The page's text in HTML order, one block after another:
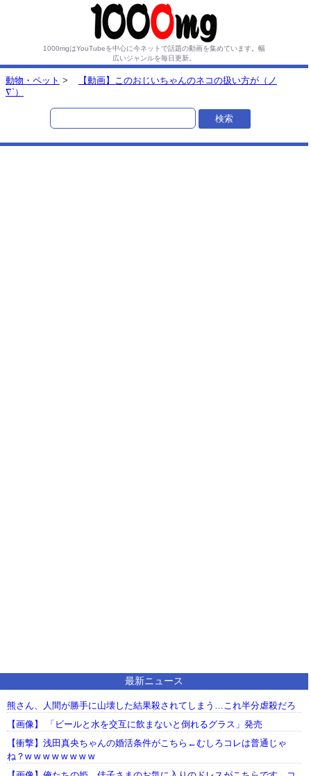
1000mgはYouTubeを中心に今ネットで話題の動画を集めています。 幅
広いジャンルを毎日更新。
動物・ペット >
【動画】このおじいちゃんのネコの扱い方が（ノ
∇`）
最新ニュース
熊さん、人間が勝手に山壊した結果殺されてしまう…これ半分虐殺だろ
【画像】 「ビールと水を交互に飲まないと倒れるグラス」発売
【衝撃】浅田真央ちゃんの婚活条件がこちら←むしろコレは普通じゃ
ね？w w w w w w w w